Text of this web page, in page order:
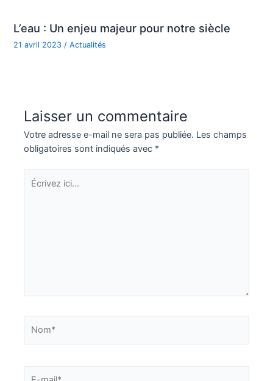
L’eau : Un enjeu majeur pour notre siècle
21 avril 2023 /Actualités
Laisser un commentaire
Votre adresse e-mail ne sera pas publiée. Les champs
obligatoires sont indiqués avec *
Écrivez
ici…